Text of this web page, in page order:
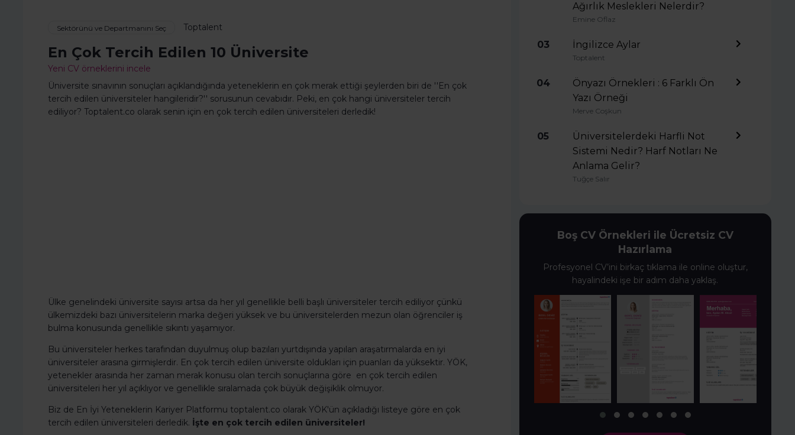
Sektörünü ve Departmanını Seç Toptalent
En Çok Tercih Edilen 10 Üniversite
Yeni CV örneklerini incele
Üniversite sınavının sonuçları açıklandığında yeteneklerin en çok merak ettiği şeylerden biri de ''En çok
tercih edilen üniversiteler hangileridir?'' sorusunun cevabıdır. Peki, en çok hangi üniversiteler tercih
ediliyor? Toptalent.co olarak senin için en çok tercih edilen üniversiteleri derledik!
Ülke genelindeki üniversite sayısı artsa da her yıl genellikle belli başlı üniversiteler tercih ediliyor çünkü
ülkemizdeki bazı üniversitelerin marka değeri yüksek ve bu üniversitelerden mezun olan öğrenciler iş
bulma konusunda genellikle sıkıntı yaşamıyor.
Bu üniversiteler herkes tarafından duyulmuş olup bazıları yurtdışında yapılan araşatırmalarda en iyi
üniversiteler arasına girmişlerdir. En çok tercih edilen üniversite oldukları için puanları da yüksektir. YÖK,
yetenekler arasında her zaman merak konusu olan tercih sonuçlarına göre en çok tercih edilen
üniversiteleri her yıl açıklıyor ve genellikle sıralamada çok büyük değişiklik olmuyor.
Biz de En İyi Yeteneklerin Kariyer Platformu toptalent.co olarak YÖK'ün açıkladığı listeye göre en çok
tercih edilen üniversiteleri derledik. İşte en çok tercih edilen üniversiteler!
Ağırlık Meslekleri Nelerdir?
Emine Oflaz
03 İngilizce Aylar
Toptalent
04
Önyazı Örnekleri : 6 Farklı Ön
Yazı Örneği
Merve Coşkun
05
Üniversitelerdeki Harfli Not
Sistemi Nedir? Harf Notları Ne
Anlama Gelir?
Tuğçe Salır
Boş CV Örnekleri ile Ücretsiz CV
Hazırlama
Profesyonel CV’ini birkaç tıklama ile online oluştur,
hayalindeki işe bir adım daha yaklaş.